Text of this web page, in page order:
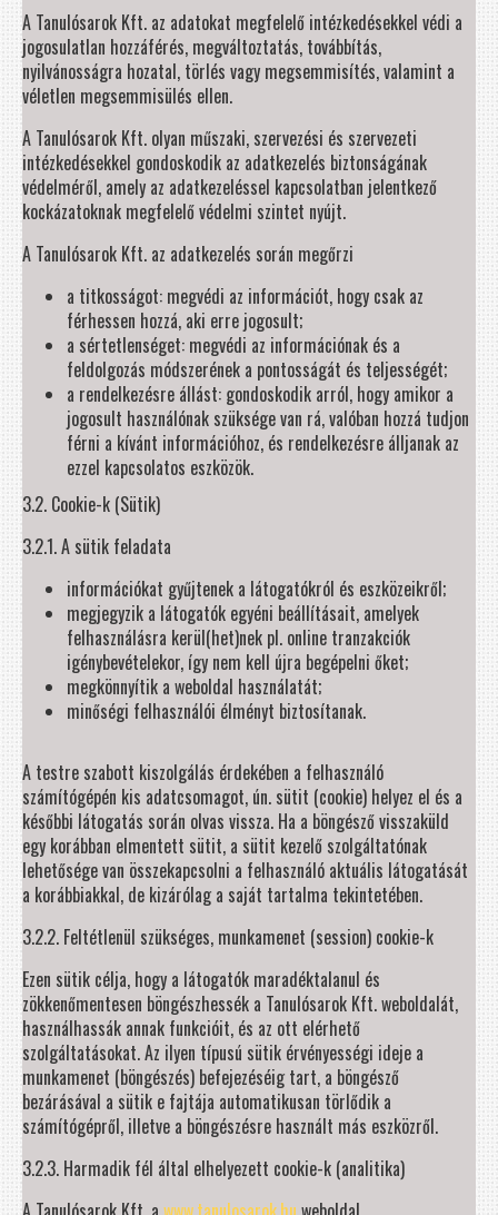
A Tanulósarok Kft. az adatokat megfelelő intézkedésekkel védi a
jogosulatlan hozzáférés, megváltoztatás, továbbítás,
nyilvánosságra hozatal, törlés vagy megsemmisítés, valamint a
véletlen megsemmisülés ellen.
A Tanulósarok Kft. olyan műszaki, szervezési és szervezeti
intézkedésekkel gondoskodik az adatkezelés biztonságának
védelméről, amely az adatkezeléssel kapcsolatban jelentkező
kockázatoknak megfelelő védelmi szintet nyújt.
A Tanulósarok Kft. az adatkezelés során megőrzi
a titkosságot: megvédi az információt, hogy csak az
férhessen hozzá, aki erre jogosult;
a sértetlenséget: megvédi az információnak és a
feldolgozás módszerének a pontosságát és teljességét;
a rendelkezésre állást: gondoskodik arról, hogy amikor a
jogosult használónak szüksége van rá, valóban hozzá tudjon
férni a kívánt információhoz, és rendelkezésre álljanak az
ezzel kapcsolatos eszközök.
3.2. Cookie-k (Sütik)
3.2.1. A sütik feladata
információkat gyűjtenek a látogatókról és eszközeikről;
megjegyzik a látogatók egyéni beállításait, amelyek
felhasználásra kerül(het)nek pl. online tranzakciók
igénybevételekor, így nem kell újra begépelni őket;
megkönnyítik a weboldal használatát;
minőségi felhasználói élményt biztosítanak.
A testre szabott kiszolgálás érdekében a felhasználó
számítógépén kis adatcsomagot, ún. sütit (cookie) helyez el és a
későbbi látogatás során olvas vissza. Ha a böngésző visszaküld
egy korábban elmentett sütit, a sütit kezelő szolgáltatónak
lehetősége van összekapcsolni a felhasználó aktuális látogatását
a korábbiakkal, de kizárólag a saját tartalma tekintetében.
3.2.2. Feltétlenül szükséges, munkamenet (session) cookie-k
Ezen sütik célja, hogy a látogatók maradéktalanul és
zökkenőmentesen böngészhessék a Tanulósarok Kft. weboldalát,
használhassák annak funkcióit, és az ott elérhető
szolgáltatásokat. Az ilyen típusú sütik érvényességi ideje a
munkamenet (böngészés) befejezéséig tart, a böngésző
bezárásával a sütik e fajtája automatikusan törlődik a
számítógépről, illetve a böngészésre használt más eszközről.
3.2.3. Harmadik fél által elhelyezett cookie-k (analitika)